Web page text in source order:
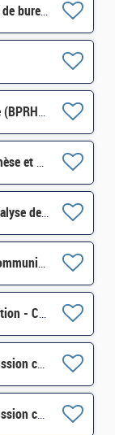
DGT - POLECOM - RD - Adjoint(e) au chef de bureau, en charge de la communication externe H/F
Sec Gen : Chargé(e) de création graphique (BPRHAC) Contrat court H/F
IGPDE - Sec Gen : Chef (fe) du pôle "Synthèse et communication" H/F
SG-SIRCOM - Chef(fe) du pôle veille et analyse des dynamiques d'opinion H/F
DGDDI (DNGCD) - Chargé(e) de mission communication et dialogue social H/F
IGPDE/Sec Gen : Chargé(e) de communication - CDD 6 mois H/F
DGAFP - Chargé(e) de communication (Mission communication) H/F
DGAFP - Chargé(e) de communication (Mission communication) H/F